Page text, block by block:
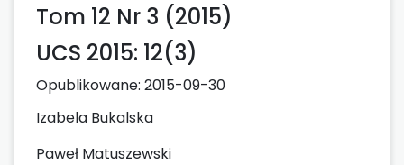
Tom 12 Nr 3 (2015)
UCS 2015: 12(3)
Opublikowane: 2015-09-30
Izabela Bukalska
Paweł Matuszewski